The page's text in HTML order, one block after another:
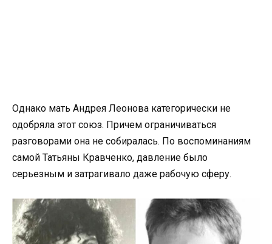
Однако мать Андрея Леонова категорически не
одобряла этот союз. Причем ограничиваться
разговорами она не собиралась. По воспоминаниям
самой Татьяны Кравченко, давление было
серьезным и затрагивало даже рабочую сферу.